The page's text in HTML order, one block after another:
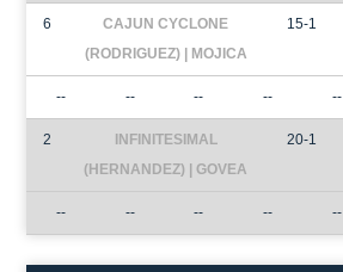
6
CAJUN CYCLONE
(RODRIGUEZ) | MOJICA
15-1
-- -- -- -- --
2
INFINITESIMAL
(HERNANDEZ) | GOVEA
20-1
-- -- -- -- --